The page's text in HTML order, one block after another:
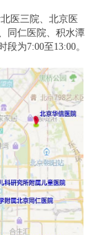
医三院、北京医
同仁医院、积水潭
为7:00至13:00。